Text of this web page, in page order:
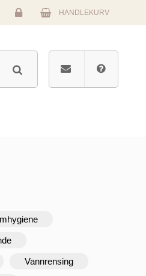
Logg
HANDLEKURV
Vannrensing